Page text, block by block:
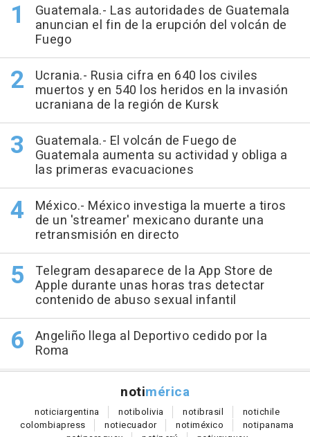
Guatemala.- Las autoridades de Guatemala
anuncian el fin de la erupción del volcán de
Fuego
Ucrania.- Rusia cifra en 640 los civiles
muertos y en 540 los heridos en la invasión
ucraniana de la región de Kursk
Guatemala.- El volcán de Fuego de
Guatemala aumenta su actividad y obliga a
las primeras evacuaciones
México.- México investiga la muerte a tiros
de un 'streamer' mexicano durante una
retransmisión en directo
Telegram desaparece de la App Store de
Apple durante unas horas tras detectar
contenido de abuso sexual infantil
Angeliño llega al Deportivo cedido por la
Roma
notimérica
noticiargentina notibolivia notibrasil notichile
colombiapress notiecuador notiméxico notipanama